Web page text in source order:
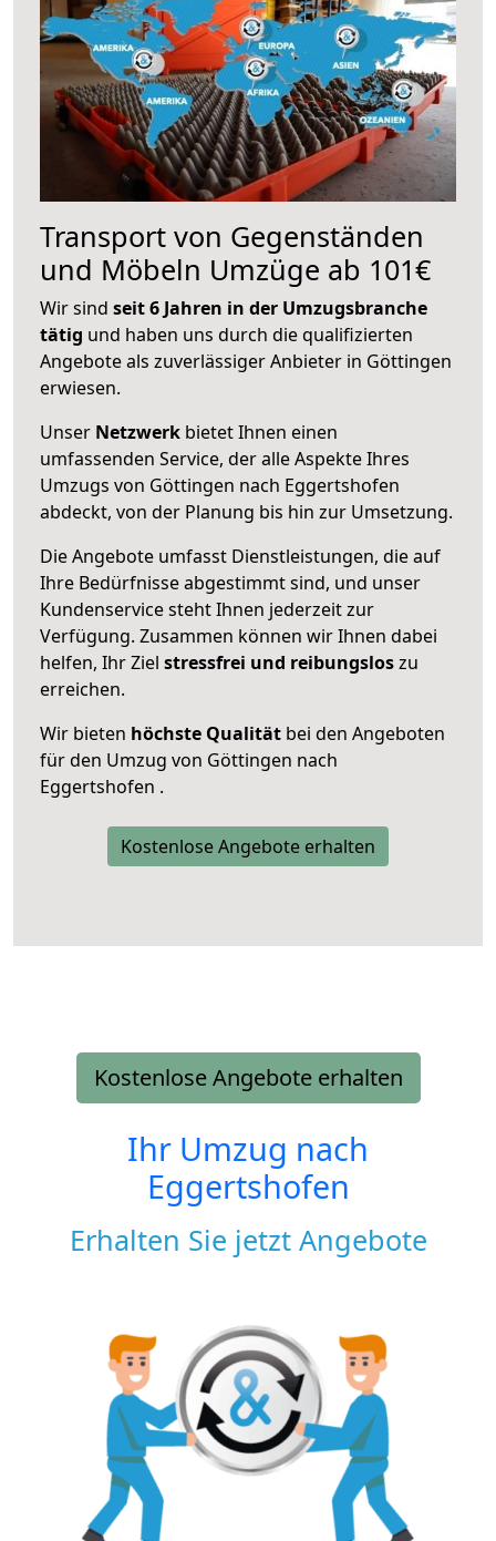
Transport von Gegenständen
und Möbeln Umzüge ab 101€
Wir sind seit 6 Jahren in der Umzugsbranche
tätig und haben uns durch die qualifizierten
Angebote als zuverlässiger Anbieter in Göttingen
erwiesen.
Unser Netzwerk bietet Ihnen einen
umfassenden Service, der alle Aspekte Ihres
Umzugs von Göttingen nach Eggertshofen
abdeckt, von der Planung bis hin zur Umsetzung.
Die Angebote umfasst Dienstleistungen, die auf
Ihre Bedürfnisse abgestimmt sind, und unser
Kundenservice steht Ihnen jederzeit zur
Verfügung. Zusammen können wir Ihnen dabei
helfen, Ihr Ziel stressfrei und reibungsloszu
erreichen.
Wir bieten höchste Qualität bei den Angeboten
für den Umzug von Göttingen nach
Eggertshofen .
Kostenlose Angebote erhalten
Kostenlose Angebote erhalten
Ihr Umzug nach
Eggertshofen
Erhalten Sie jetzt Angebote